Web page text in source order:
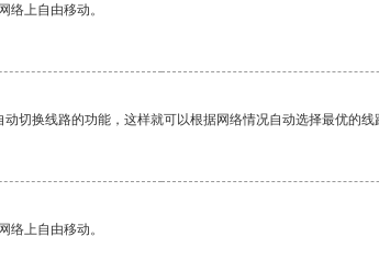
络上自由移动。
切换线路的功能，这样就可以根据网络情况自动选择最优的线
络上自由移动。